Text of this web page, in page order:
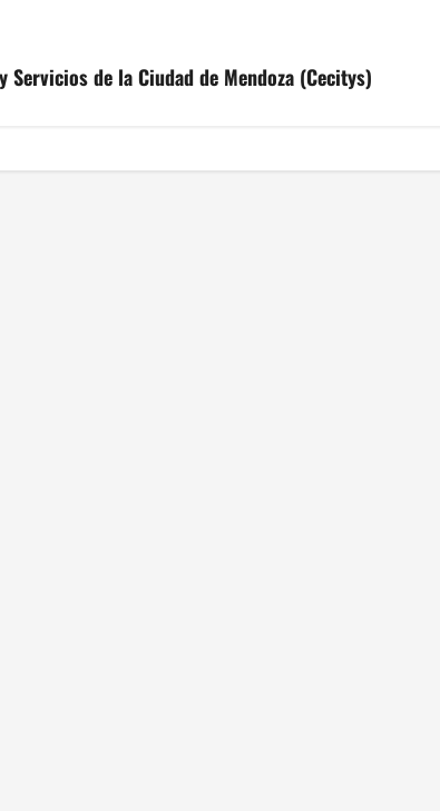
de la Ciudad de Mendoza (Cecitys)